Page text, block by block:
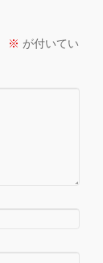
※ が付いてい